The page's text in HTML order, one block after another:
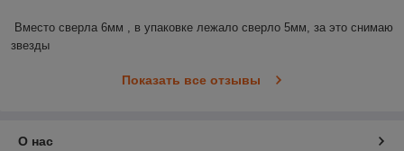
Вместо сверла 6мм , в упаковке лежало сверло 5мм, за это снимаю
звезды
Показать все отзывы
О нас